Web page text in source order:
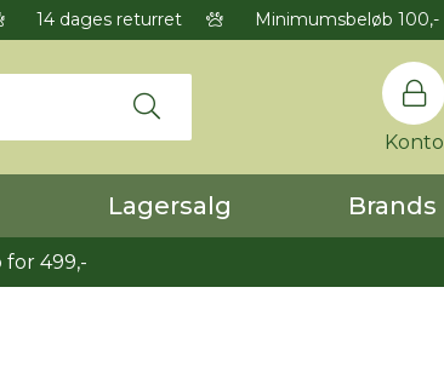
14 dages returret Minimumsbeløb 100,-
Konto
Lagersalg Brands
for 499,-